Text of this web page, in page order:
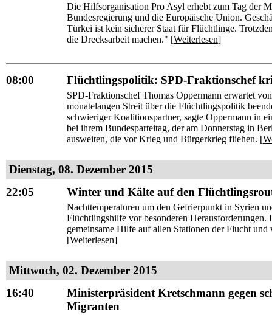
Die Hilfsorganisation Pro Asyl erhebt zum Tag der
Bundesregierung und die Europäische Union.
Türkei ist kein sicherer Staat für Flüchtlinge.
die Drecksarbeit machen." [Weiterlesen]
08:00 Flüchtlingspolitik: SPD-Fraktionschef
SPD-Fraktionschef Thomas Oppermann erwartet
monatelangen Streit über die Flüchtlingspolitik
schwieriger Koalitionspartner, sagte Oppermann in
bei ihrem Bundesparteitag, der am Donnerstag in
ausweiten, die vor Krieg und Bürgerkrieg fliehen. [
Dienstag, 08. Dezember 2015
22:05
Winter und Kälte auf den
Nachttemperaturen um den Gefrierpunkt in Syrien
Flüchtlingshilfe vor besonderen
gemeinsame Hilfe auf allen Stationen der Flucht
[Weiterlesen]
Mittwoch, 02. Dezember 2015
16:40
Ministerpräsident Kretschmann gegen
Migranten